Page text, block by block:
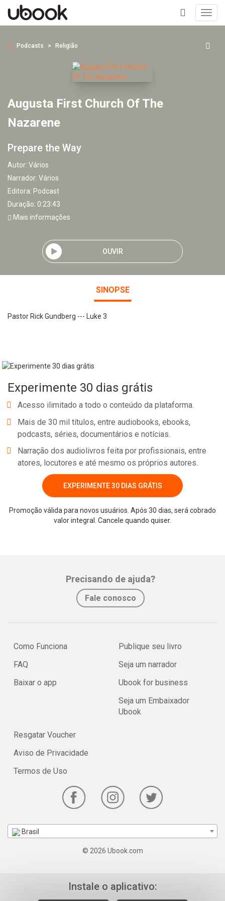
+
Podcasts Religião
Augusta First Church Of The
Nazarene
Prepare the Way
Autor: Vários
Narrador: Vários
Editora: Podcast
Duração: 0:23:43
Mais informações
OUVIR
SINOPSE
Pastor Rick Gundberg --- Luke 3
Experimente 30 dias grátis
Acesso ilimitado a todo o conteúdo da plataforma.
Mais de 30 mil títulos, entre audiobooks, ebooks,
podcasts, séries, documentários e notícias.
Narração dos audiolivros feita por profissionais, entre
atores, locutores e até mesmo os próprios autores.
EXPERIMENTE 30 DIAS GRÁTIS
Promoção válida para novos usuários. Após 30 dias, será cobrado
valor integral. Cancele quando quiser.
Precisando de ajuda?
Fale conosco
Como Funciona
FAQ
Baixar o app
Publique seu livro
Seja um narrador
Ubook for business
Seja um Embaixador
Ubook
Resgatar Voucher
Aviso de Privacidade
Termos de Uso
Brasil
© 2026 Ubook.com
Instale o aplicativo: